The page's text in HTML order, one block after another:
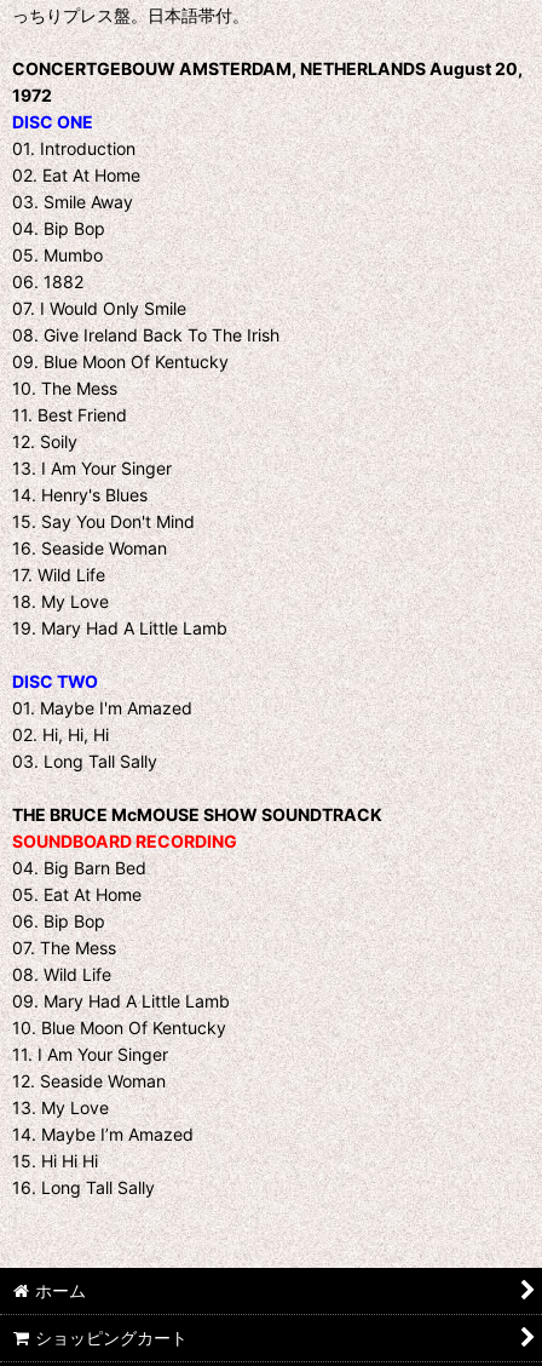
っちりプレス盤。日本語帯付。
CONCERTGEBOUW AMSTERDAM, NETHERLANDS August 20,
1972
DISC ONE
01. Introduction
02. Eat At Home
03. Smile Away
04. Bip Bop
05. Mumbo
06. 1882
07. I Would Only Smile
08. Give Ireland Back To The Irish
09. Blue Moon Of Kentucky
10. The Mess
11. Best Friend
12. Soily
13. I Am Your Singer
14. Henry's Blues
15. Say You Don't Mind
16. Seaside Woman
17. Wild Life
18. My Love
19. Mary Had A Little Lamb
DISC TWO
01. Maybe I'm Amazed
02. Hi, Hi, Hi
03. Long Tall Sally
THE BRUCE McMOUSE SHOW SOUNDTRACK
SOUNDBOARD RECORDING
04. Big Barn Bed
05. Eat At Home
06. Bip Bop
07. The Mess
08. Wild Life
09. Mary Had A Little Lamb
10. Blue Moon Of Kentucky
11. I Am Your Singer
12. Seaside Woman
13. My Love
14. Maybe I’m Amazed
15. Hi Hi Hi
16. Long Tall Sally
ホーム
ショッピングカート